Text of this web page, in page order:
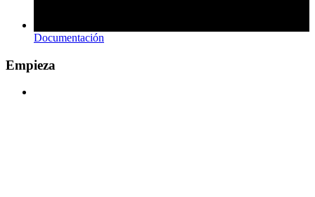
Documentación
Empieza